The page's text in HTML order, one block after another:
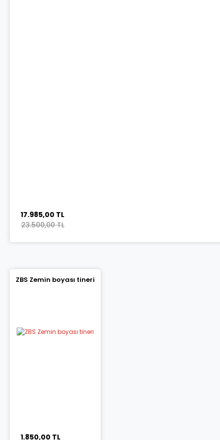
17.985,00 TL
23.500,00 TL
ZBS Zemin boyası tineri
1.850,00 TL